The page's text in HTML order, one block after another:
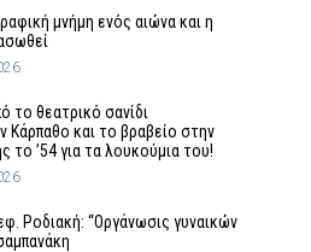
μνήμη ενός αιώνα και η
το θεατρικό σανίδι
Κάρπαθο και το βραβείο στην
το ’54 για τα λουκούμια του!
Ροδιακή: “Οργάνωσις γυναικών